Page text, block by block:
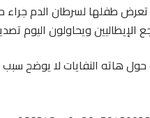
تعرض طفلها لسرطان الدم
الإيطاليين ويحاولون اليوم
هاته النفايات لا يوضح